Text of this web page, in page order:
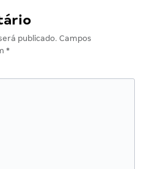
publicado. Campos
*